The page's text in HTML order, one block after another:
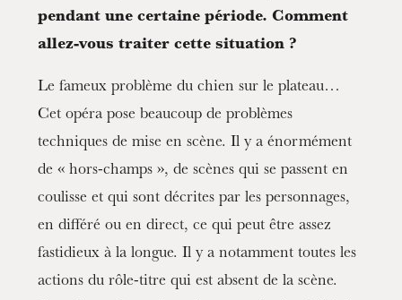
pendant une certaine période. Comment
allez-vous traiter cette situation ?
Le fameux problème du chien sur le plateau…
Cet opéra pose beaucoup de problèmes
techniques de mise en scène. Il y a énormément
de « hors-champs », de scènes qui se passent en
coulisse et qui sont décrites par les personnages,
en différé ou en direct, ce qui peut être assez
fastidieux à la longue. Il y a notamment toutes les
actions du rôle-titre qui est absent de la scène.